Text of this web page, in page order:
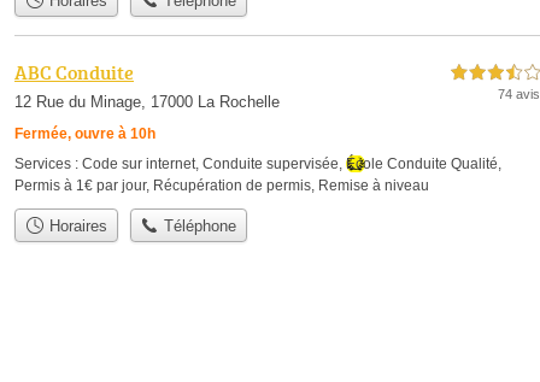
ABC Conduite
12 Rue du Minage, 17000 La Rochelle
Fermée, ouvre à 10h
3,5 étoiles sur 5
74 avis
Services : Code sur internet, Conduite supervisée, École Conduite Qualité,
Permis à 1€ par jour, Récupération de permis, Remise à niveau
Horaires Téléphone